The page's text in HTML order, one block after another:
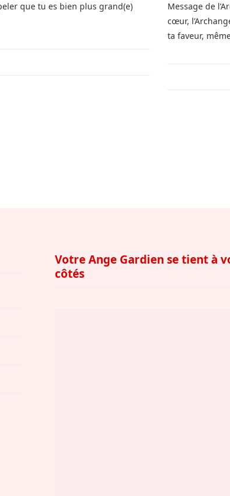
que tu es bien plus grand(e)
Message de
cœur,
ta faveur,
Votre Ange Gardien se tient à
côtés